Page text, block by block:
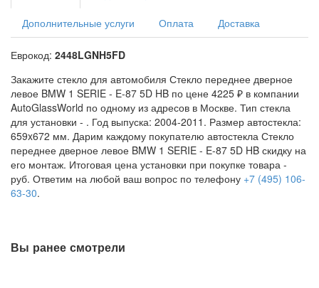
Дополнительные услуги Оплата Доставка
Еврокод: 2448LGNH5FD
Закажите стекло для автомобиля Стекло переднее дверное
левое BMW 1 SERIE - E-87 5D HB по цене 4225 ₽ в компании
AutoGlassWorld по одному из адресов в Москве. Тип стекла
для установки - . Год выпуска: 2004-2011. Размер автостекла:
659x672 мм. Дарим каждому покупателю автостекла Стекло
переднее дверное левое BMW 1 SERIE - E-87 5D HB скидку на
его монтаж. Итоговая цена установки при покупке товара -
руб. Ответим на любой ваш вопрос по телефону +7 (495) 106-
63-30.
Вы ранее смотрели